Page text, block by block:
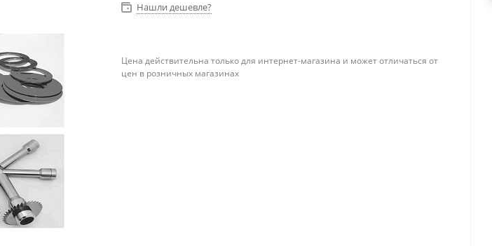
Нашли дешевле?
Цена действительна только для интернет-магазина и может отличаться от
цен в розничных магазинах